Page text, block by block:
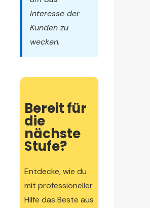
Interesse der
Kunden zu
wecken.
Bereit für
die
nächste
Stufe?
Entdecke, wie du
mit professioneller
Hilfe das Beste aus